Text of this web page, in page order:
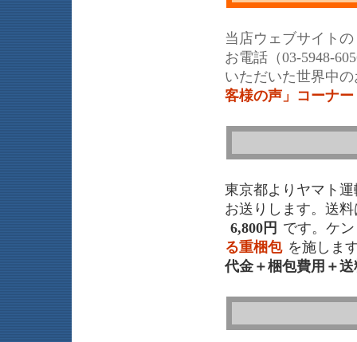
当店ウェブサイトの
お電話（03-5948-
いただいた世界中
客様の声」コーナー
東京都よりヤマト運
お送りします。送
6,800円 です。ケ
る重梱包 を施しま
代金＋梱包費用＋送